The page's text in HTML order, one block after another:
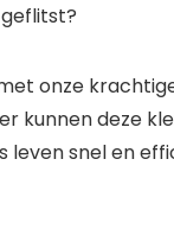
onze
kunnen deze
leven snel en